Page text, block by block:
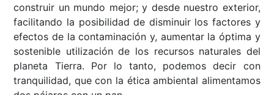
construir un mundo mejor; y desde nuestro exterior,
facilitando la posibilidad de disminuir los factores y
efectos de la contaminación y, aumentar la óptima y
sostenible utilización de los recursos naturales del
planeta Tierra. Por lo tanto, podemos decir con
tranquilidad, que con la ética ambiental alimentamos